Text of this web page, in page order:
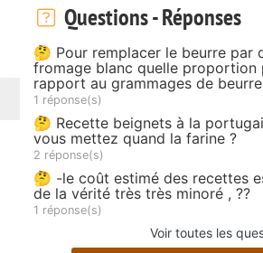
Questions - Réponses
🤔 Pour remplacer le beurre par
fromage blanc quelle proportion
rapport au grammages de beurre
1 réponse(s)
🤔 Recette beignets à la
vous mettez quand la farine ?
2 réponse(s)
🤔 -le coût estimé des recettes
de la vérité très très minoré , ??
1 réponse(s)
Voir toutes les